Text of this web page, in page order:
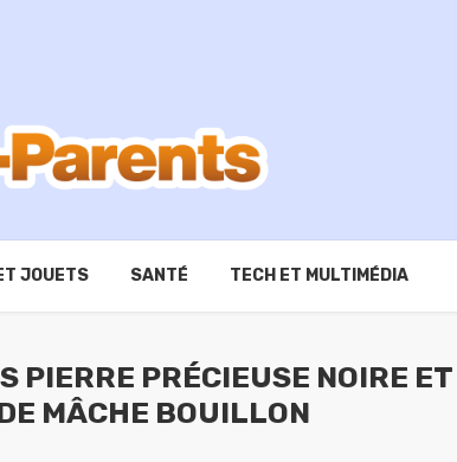
JOUETS SANTÉ TECH ET MULTIMÉDIA
PRÉCIEUSE NOIRE
MÂCHE BOUILLON